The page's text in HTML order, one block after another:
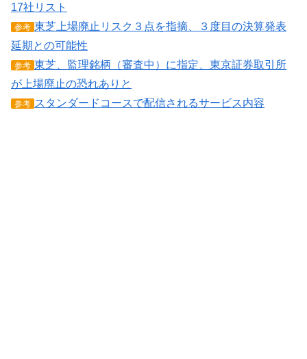
17社リスト
参考 東芝上場廃止リスク３点を指摘、３度目の決算発表
延期との可能性
参考 東芝、監理銘柄（審査中）に指定、東京証券取引所
が上場廃止の恐れありと
参考 スタンダードコースで配信されるサービス内容